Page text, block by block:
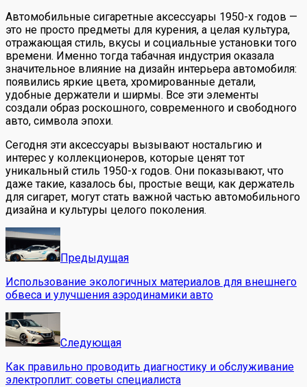
Автомобильные сигаретные аксессуары 1950-х годов —
это не просто предметы для курения, а целая культура,
отражающая стиль, вкусы и социальные установки того
времени. Именно тогда табачная индустрия оказала
значительное влияние на дизайн интерьера автомобиля:
появились яркие цвета, хромированные детали,
удобные держатели и ширмы. Все эти элементы
создали образ роскошного, современного и свободного
авто, символа эпохи.
Сегодня эти аксессуары вызывают ностальгию и
интерес у коллекционеров, которые ценят тот
уникальный стиль 1950-х годов. Они показывают, что
даже такие, казалось бы, простые вещи, как держатель
для сигарет, могут стать важной частью автомобильного
дизайна и культуры целого поколения.
Предыдущая
Использование экологичных материалов для внешнего
обвеса и улучшения аэродинамики авто
Следующая
Как правильно проводить диагностику и обслуживание
электроплит: советы специалиста